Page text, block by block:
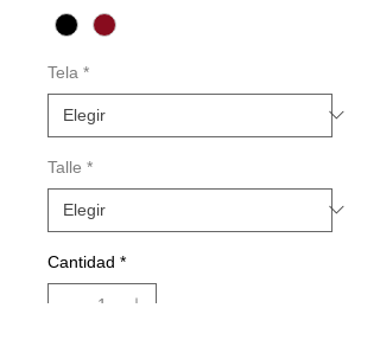
Tela *
Talle *
Cantidad *